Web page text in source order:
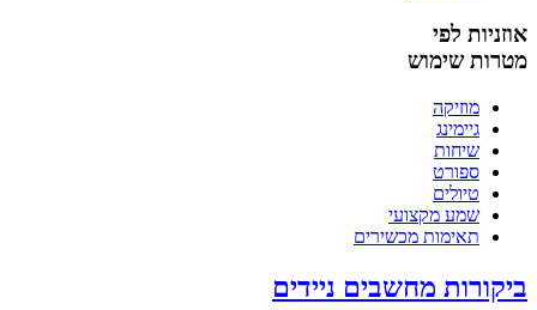
אוזניות לפי
מטרות שימוש
מוזיקה
גיימינג
שיחות
ספורט
טיולים
שמע מקצועי
תאימות מכשירים
ביקורות מחשבים ניידים